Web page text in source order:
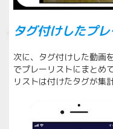
タグ付けしたプ
次に、タグ付けした動画
でプレーリストにまとめ
リストは付けたタグが集